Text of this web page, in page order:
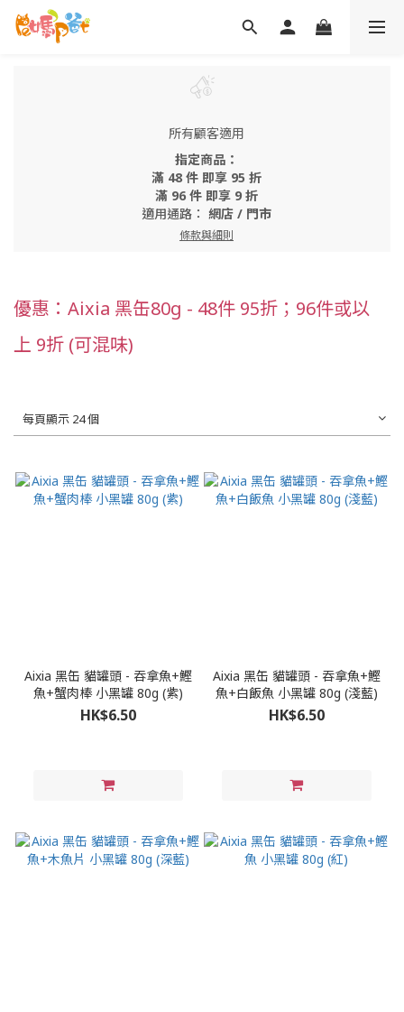
所有顧客適用
指定商品：
滿 48 件 即享 95 折
滿 96 件 即享 9 折
適用通路： 網店 / 門市
條款與細則
優惠：Aixia 黑缶80g - 48件 95折；96件或以
上 9折 (可混味)
每頁顯示 24 個
Aixia 黑缶 貓罐頭 - 吞拿魚+鰹
魚+蟹肉棒 小黑罐 80g (紫)
HK$6.50
Aixia 黑缶 貓罐頭 - 吞拿魚+鰹
魚+白飯魚 小黑罐 80g (淺藍)
HK$6.50